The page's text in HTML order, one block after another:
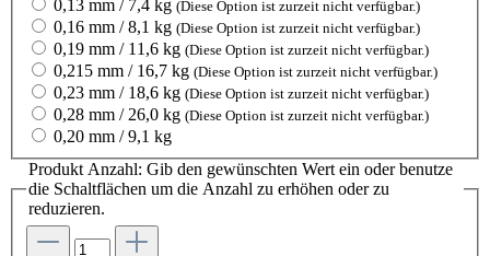
0,13 mm / 7,4 kg (Diese Option ist zurzeit nicht verfügbar.)
0,16 mm / 8,1 kg (Diese Option ist zurzeit nicht verfügbar.)
0,19 mm / 11,6 kg (Diese Option ist zurzeit nicht verfügbar.)
0,215 mm / 16,7 kg (Diese Option ist zurzeit nicht verfügbar.)
0,23 mm / 18,6 kg (Diese Option ist zurzeit nicht verfügbar.)
0,28 mm / 26,0 kg (Diese Option ist zurzeit nicht verfügbar.)
0,20 mm / 9,1 kg
Produkt Anzahl: Gib den gewünschten Wert ein oder benutze
die Schaltflächen um die Anzahl zu erhöhen oder zu
reduzieren.